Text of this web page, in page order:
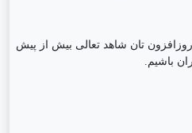
تان شاهد تعالی بیش از پیش
باشیم.